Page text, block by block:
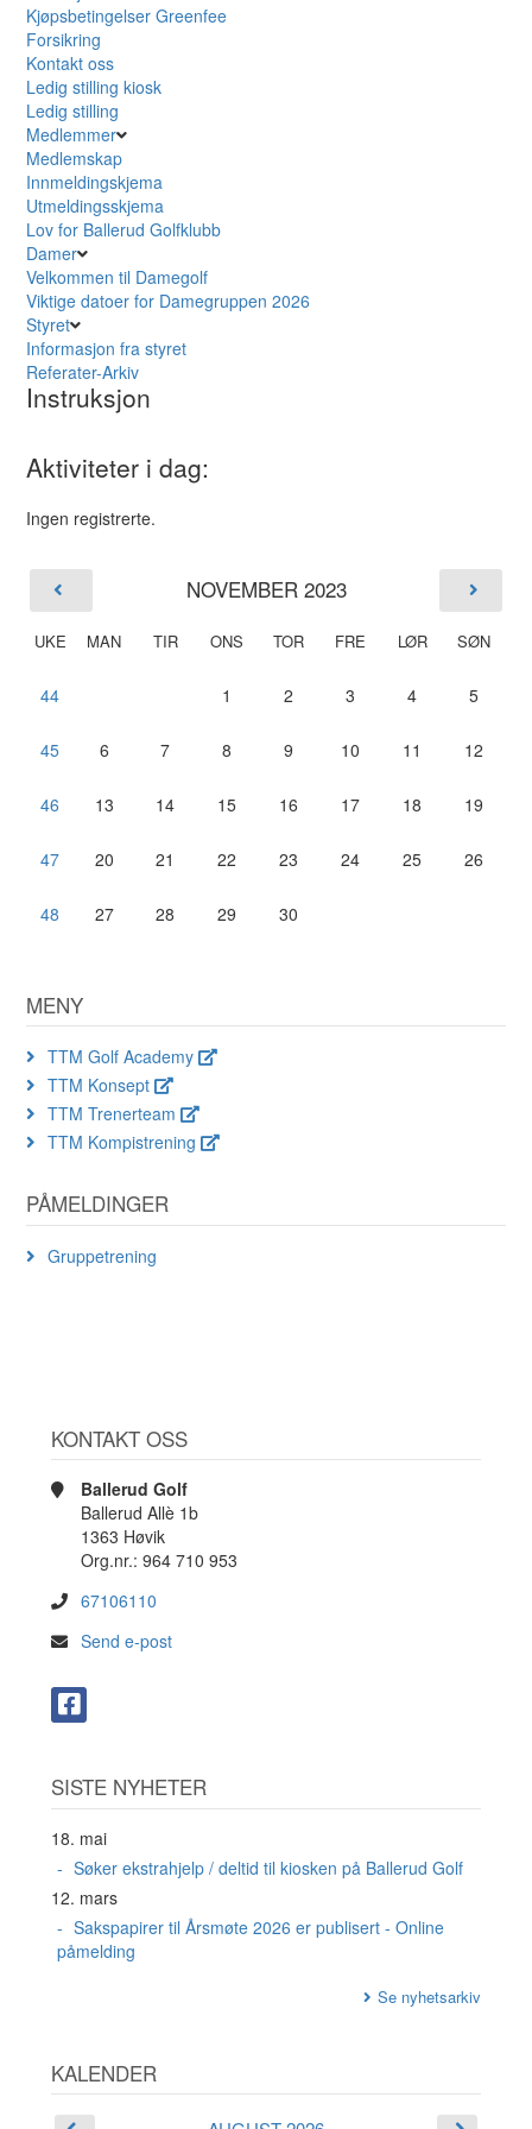
Kjøpsbetingelser Greenfee
Forsikring
Kontakt oss
Ledig stilling kiosk
Ledig stilling
Medlemmer
Medlemskap
Innmeldingskjema
Utmeldingsskjema
Lov for Ballerud Golfklubb
Damer
Velkommen til Damegolf
Viktige datoer for Damegruppen 2026
Styret
Informasjon fra styret
Referater-Arkiv
Instruksjon
Aktiviteter i dag:
Ingen registrerte.
NOVEMBER 2023
UKE MAN TIR ONS TOR FRE LØR SØN
44 1 2 3 4 5
45 6 7 8 9 10 11 12
46 13 14 15 16 17 18 19
47 20 21 22 23 24 25 26
48 27 28 29 30
MENY
TTM Golf Academy
TTM Konsept
TTM Trenerteam
TTM Kompistrening
PÅMELDINGER
Gruppetrening
KONTAKT OSS
Ballerud Golf
Ballerud Allè 1b
1363 Høvik
Org.nr.: 964 710 953
67106110
Send e-post
SISTE NYHETER
18. mai
Søker ekstrahjelp / deltid til kiosken på Ballerud Golf
12. mars
Sakspapirer til Årsmøte 2026 er publisert - Online
påmelding
Se nyhetsarkiv
KALENDER